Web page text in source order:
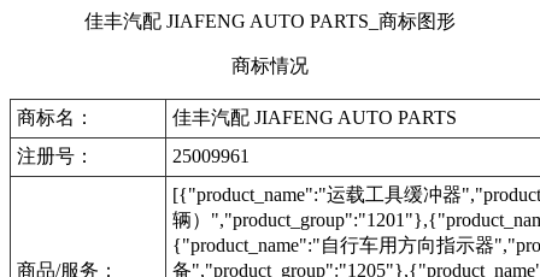
佳丰汽配 JIAFENG AUTO PARTS_商标图形
商标情况
商标名：
佳丰汽配 JIAFENG AUTO PARTS
注册号：
25009961
商品/服务：
[{"product_name":"运载工具缓冲器
辆）
{"product_name":"自行车用方向指示器
备